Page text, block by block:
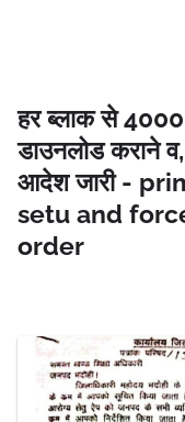
हर ब्लाक से 4000
डाउनलोड कराने
आदेश जारी -
setu and
order